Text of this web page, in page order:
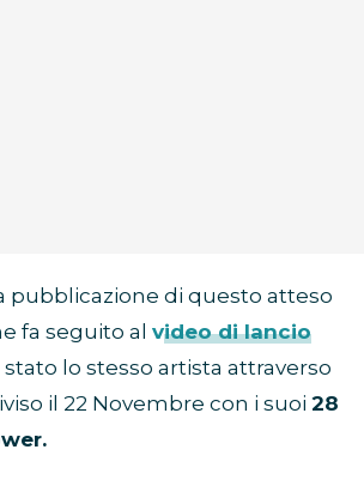
pubblicazione di questo atteso
fa seguito al video di lancio
stato lo stesso artista attraverso
il 22 Novembre con i suoi 28